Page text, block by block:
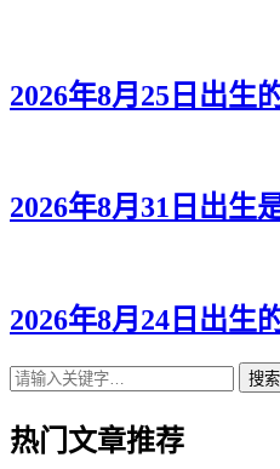
2026年8月25日出生
2026年8月31日出生
2026年8月24日出生
搜索
热门文章推荐